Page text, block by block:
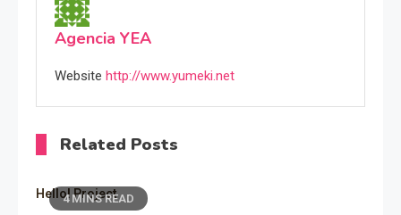
Agencia YEA
Website http://www.yumeki.net
Related Posts
4 MINS READ
Hello! Project